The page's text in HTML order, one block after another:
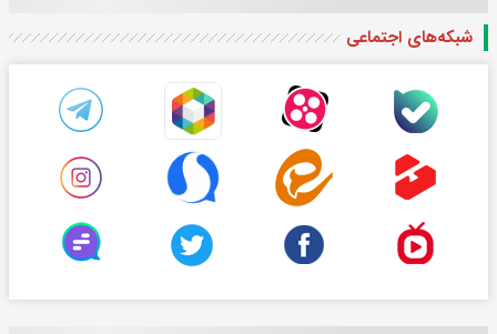
شبکه‌های اجتماعی